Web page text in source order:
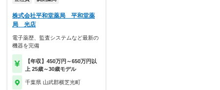
株式会社平和堂薬局 平和堂薬
局 光店
電子薬歴、監査システムなど最新の
機器を完備
【年収】450万円～650万円以
上 25歳～30歳モデル
千葉県 山武郡横芝光町